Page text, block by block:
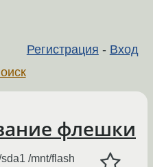
Регистрация - Вход
флешки
/mnt/flash